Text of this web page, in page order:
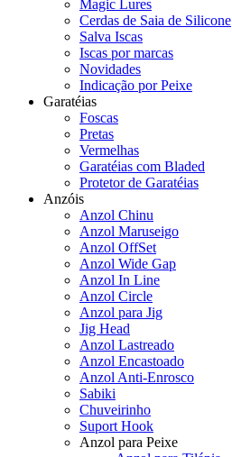
Magic Lures
Cerdas de Saia de Silicone
Salva Iscas
Iscas por marcas
Novidades
Indicação por Peixe
Garatéias
Foscas
Pretas
Vermelhas
Garatéias com Bladed
Protetor de Garatéias
Anzóis
Anzol Chinu
Anzol Maruseigo
Anzol OffSet
Anzol Wide Gap
Anzol In Line
Anzol Circle
Anzol para Jig
Jig Head
Anzol Lastreado
Anzol Encastoado
Anzol Anti-Enrosco
Sabiki
Chuveirinho
Suport Hook
Anzol para Peixe